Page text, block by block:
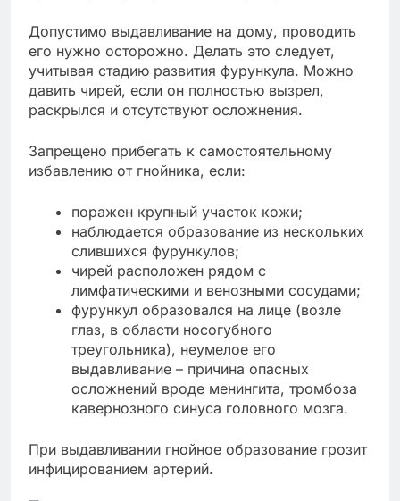
Допустимо выдавливание на дому, проводить
его нужно осторожно. Делать это следует,
учитывая стадию развития фурункула. Можно
давить чирей, если он полностью вызрел,
раскрылся и отсутствуют осложнения.
Запрещено прибегать к самостоятельному
избавлению от гнойника, если:
поражен крупный участок кожи;
наблюдается образование из нескольких
слившихся фурункулов;
чирей расположен рядом с
лимфатическими и венозными сосудами;
фурункул образовался на лице (возле
глаз, в области носогубного
треугольника), неумелое его
выдавливание – причина опасных
осложнений вроде менингита, тромбоза
кавернозного синуса головного мозга.
При выдавливании гнойное образование грозит
инфицированием артерий.